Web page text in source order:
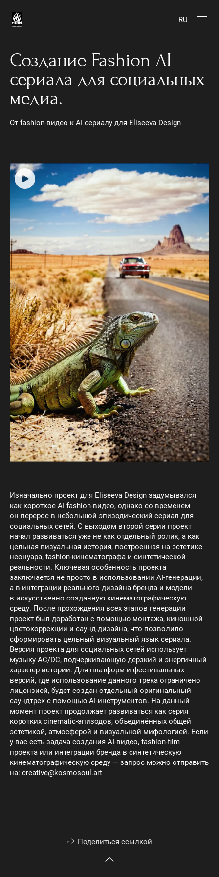
RU
Создание Fashion AI
сериала для социальных
медиа.
От fashion-видео к AI сериалу для Eliseeva Design
Изначально проект для Eliseeva Design задумывался
как короткое AI fashion-видео, однако со временем
он перерос в небольшой эпизодический сериал для
социальных сетей. С выходом второй серии проект
начал развиваться уже не как отдельный ролик, а как
цельная визуальная история, построенная на эстетике
неонуара, fashion-кинематографа и синтетической
реальности. Ключевая особенность проекта
заключается не просто в использовании AI-генерации,
а в интеграции реального дизайна бренда и модели
в искусственно созданную кинематографическую
среду. После прохождения всех этапов генерации
проект был доработан с помощью монтажа, киношной
цветокоррекции и саунд-дизайна, что позволило
сформировать цельный визуальный язык сериала.
Версия проекта для социальных сетей использует
музыку AC/DC, подчеркивающую дерзкий и энергичный
характер истории. Для платформ и фестивальных
версий, где использование данного трека ограничено
лицензией, будет создан отдельный оригинальный
саундтрек с помощью AI-инструментов. На данный
момент проект продолжает развиваться как серия
коротких cinematic-эпизодов, объединённых общей
эстетикой, атмосферой и визуальной мифологией. Если
у вас есть задача создания AI-видео, fashion-film
проекта или интеграции бренда в синтетическую
кинематографическую среду — запрос можно отправить
на: creative@kosmosoul.art
Поделиться ссылкой